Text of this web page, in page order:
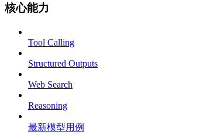
核心能力
Tool Calling
Structured Outputs
Web Search
Reasoning
最新模型用例